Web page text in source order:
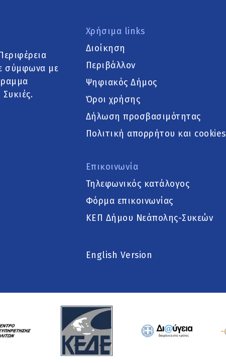
σύμφωνα με
Χρήσιμα links
Διοίκηση
Περιβάλλον
Ψηφιακός Δήμος
Όροι χρήσης
Δήλωση προσβασιμότητας
Πολιτική απορρήτου και cookies
Επικοινωνία
Τηλεφωνικός κατάλογος
Φόρμα επικοινωνίας
ΚΕΠ Δήμου Νεάπολης-Συκεών
English Version